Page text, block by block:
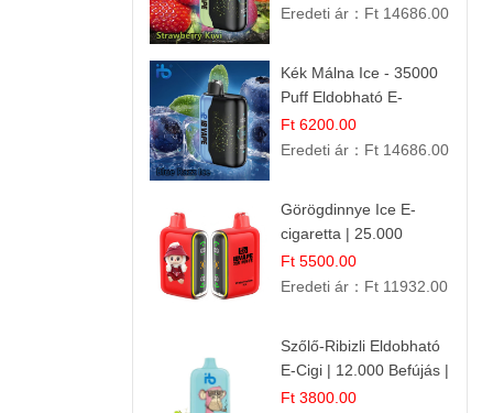
Eredeti ár： Ft 14686.00
Kék Málna Ice - 35000
Puff Eldobható E-
cigaretta | Élénkítő
Gyümölcsös
Ft 6200.00
Eredeti ár： Ft 14686.00
Görögdinnye Ice E-
cigaretta | 25.000
Befújás | Premium E-
Liquid
Ft 5500.00
Eredeti ár： Ft 11932.00
Szőlő-Ribizli Eldobható
E-Cigi | 12.000 Befújás |
Friss Gyümölcs Íz
Ft 3800.00